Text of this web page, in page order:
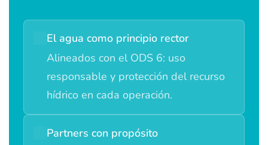
El agua como principio rector
Alineados con el ODS 6: uso
responsable y protección del recurso
hídrico en cada operación.
Partners con propósito